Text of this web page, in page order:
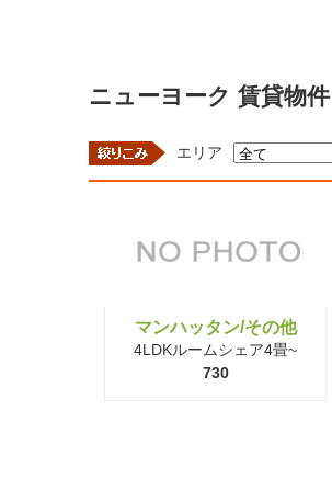
ニューヨーク 賃貸物件
エリア
マンハッタン/その他
4LDKルームシェア4畳~
730